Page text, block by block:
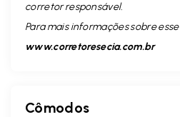
corretor responsável.
Para mais informações sobre
www.corretoresecia.com.br
Cômodos